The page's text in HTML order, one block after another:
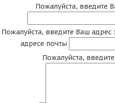
Пожалуйста, введите
Пожалуйста, введите Ваш адрес
адресе почты
Пожалуйста,